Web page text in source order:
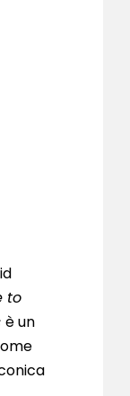
to
è un